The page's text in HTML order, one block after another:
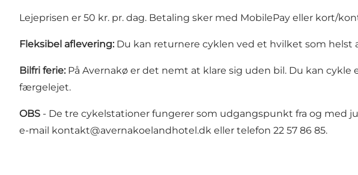
Lejeprisen er 50 kr. pr. dag. Betaling sker med MobilePay eller kort/
Fleksibel aflevering: Du kan returnere cyklen ved et hvilket som
Bilfri ferie: På Avernakø er det nemt at klare sig uden bil. Du kan
færgelejet.
OBS - De tre cykelstationer fungerer som udgangspunkt fra og med
e-mail kontakt@avernakoelandhotel.dk eller telefon 22 57 86 85.